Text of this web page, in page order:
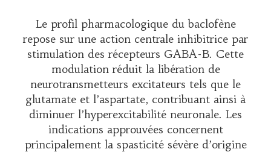
Le profil pharmacologique du baclofène
repose sur une action centrale inhibitrice par
stimulation des récepteurs GABA-B. Cette
modulation réduit la libération de
neurotransmetteurs excitateurs tels que le
glutamate et l’aspartate, contribuant ainsi à
diminuer l’hyperexcitabilité neuronale. Les
indications approuvées concernent
principalement la spasticité sévère d’origine